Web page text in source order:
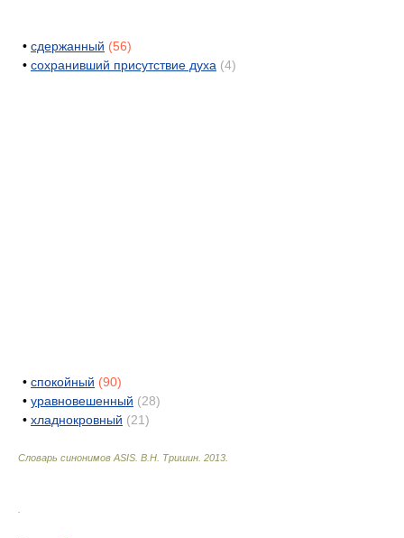
• сдержанный (56)
• сохранивший присутствие духа (4)
• спокойный (90)
• уравновешенный (28)
• хладнокровный (21)
Словарь синонимов ASIS. В.Н. Тришин 2013